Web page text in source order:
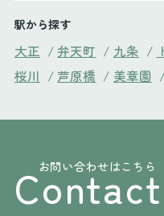
駅から探す
大正 / 弁天町 / 九条 /
桜川 / 芦原橋 / 美章園
お問い合わせはこちら
Contact